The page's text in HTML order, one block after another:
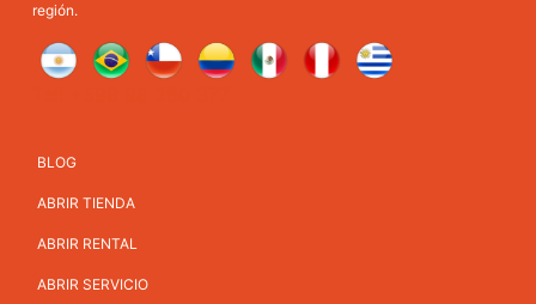
región.
BLOG
ABRIR TIENDA
ABRIR RENTAL
ABRIR SERVICIO